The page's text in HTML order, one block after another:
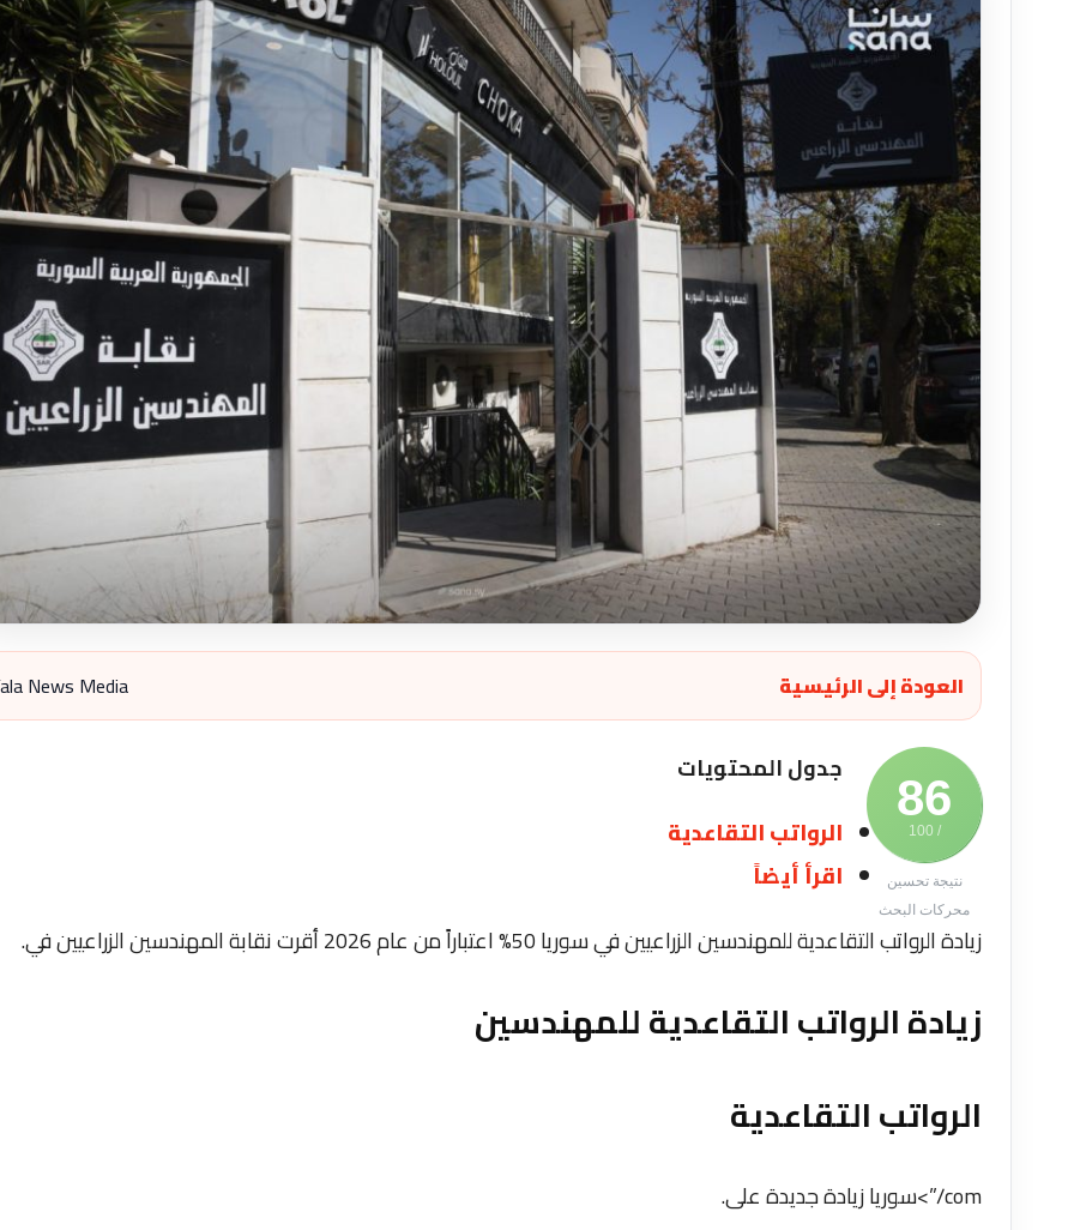
العودة إلى الرئيسية News Media
86
/ 100
نتيجة تحسين
محركات البحث
جدول المحتويات
الرواتب التقاعدية
اقرأ أيضاً
زيادة الرواتب التقاعدية للمهندسين الزراعيين في سوريا 50% اعتباراً من عام 2026 أقرت نقابة المهندسين الزراعيين في.
زيادة الرواتب التقاعدية للمهندسين
الرواتب التقاعدية
com/”>سوريا زيادة جديدة على.